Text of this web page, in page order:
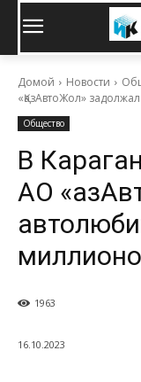
Домой Новости
«ҚазАвтоЖол»
Общество
В
АО
1963
16.10.2023